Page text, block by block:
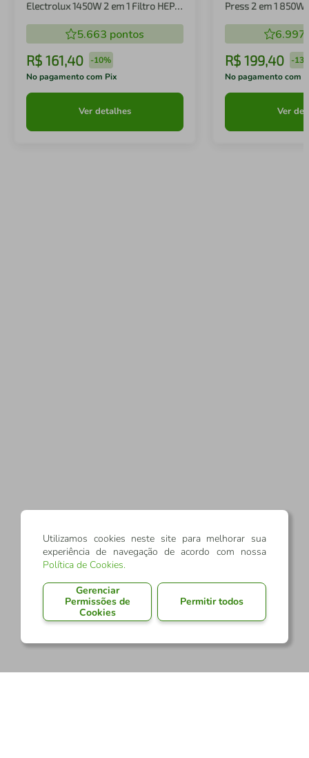
Electrolux 1450W 2 em 1 Filtro HEPA
5.663 pontos
R$ 161,40 -10%
No pagamento com Pix
Ver detalhes
Press 2 em 1 850W
6.997
R$ 199,40 -
No pagamento com
Ver
Utilizamos cookies neste site para melhorar sua
experiência de navegação de acordo com nossa
Política de Cookies.
Gerenciar
Permissões de
Cookies
Permitir todos